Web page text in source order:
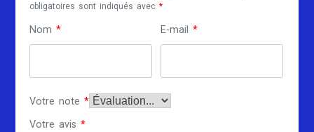
obligatoires sont indiqués avec*
Nom* E-mail*
Votre note*
Votre avis*